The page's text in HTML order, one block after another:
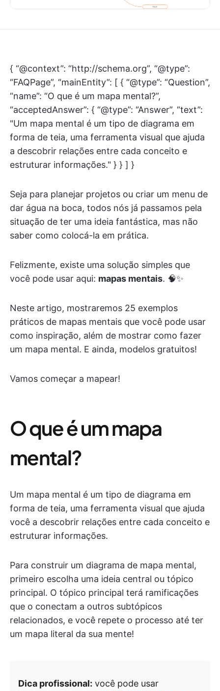
{ “@context”: “http://schema.org”, “@type”:
“FAQPage”, “mainEntity”: [ { “@type”: “Question”,
“name”: “O que é um mapa mental?”,
“acceptedAnswer”: { “@type”: “Answer”, “text”:
"Um mapa mental é um tipo de diagrama em
forma de teia, uma ferramenta visual que ajuda
a descobrir relações entre cada conceito e
estruturar informações." } } ] }
Seja para planejar projetos ou criar um menu de
dar água na boca, todos nós já passamos pela
situação de ter uma ideia fantástica, mas não
saber como colocá-la em prática.
Felizmente, existe uma solução simples que
você pode usar aqui: mapas mentais. 🧠✨
Neste artigo, mostraremos 25 exemplos
práticos de mapas mentais que você pode usar
como inspiração, além de mostrar como fazer
um mapa mental. E ainda, modelos gratuitos!
Vamos começar a mapear!
O que é um mapa
mental?
Um mapa mental é um tipo de diagrama em
forma de teia, uma ferramenta visual que ajuda
você a descobrir relações entre cada conceito e
estruturar informações.
Para construir um diagrama de mapa mental,
primeiro escolha uma ideia central ou tópico
principal. O tópico principal terá ramificações
que o conectam a outros subtópicos
relacionados, e você repete o processo até ter
um mapa literal da sua mente!
Dica profissional: você pode usar